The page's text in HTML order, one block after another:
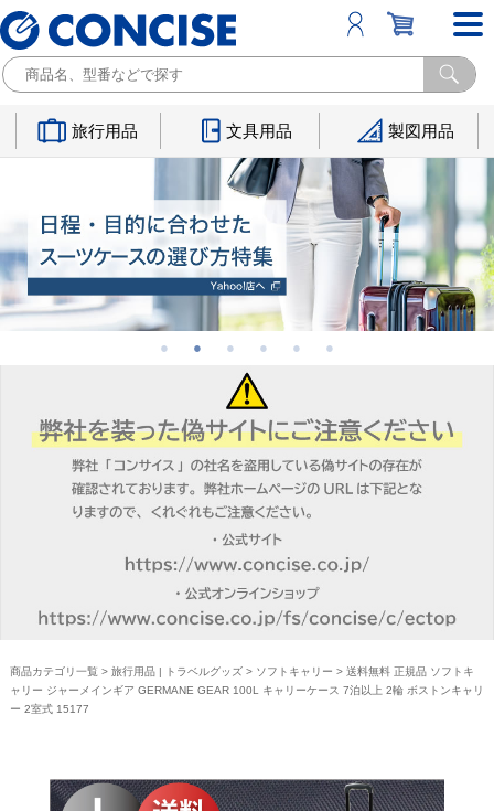
旅行用品 文具用品 製図用品
商品カテゴリ一覧 > 旅行用品 | トラベルグッズ> ソフトキャリー > 送料無料 正規品 ソフトキ
ャリー ジャーメインギア GERMANE GEAR 100L キャリーケース 7泊以上 2輪 ボストンキャリ
ー 2室式 15177